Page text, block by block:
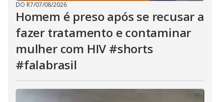
DO R7/07/08/2026
Homem é preso após se recusar a
fazer tratamento e contaminar
mulher com HIV #shorts
#falabrasil